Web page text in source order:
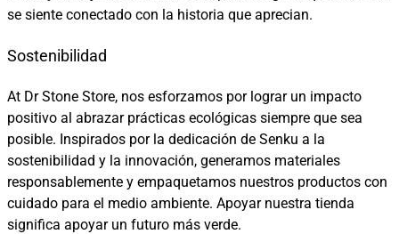
se siente conectado con la historia que aprecian.
Sostenibilidad
At Dr Stone Store, nos esforzamos por lograr un impacto
positivo al abrazar prácticas ecológicas siempre que sea
posible. Inspirados por la dedicación de Senku a la
sostenibilidad y la innovación, generamos materiales
responsablemente y empaquetamos nuestros productos con
cuidado para el medio ambiente. Apoyar nuestra tienda
significa apoyar un futuro más verde.